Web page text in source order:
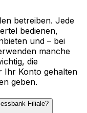
betreiben. Jede
bedienen,
und – bei
manche
die
Ihr Konto gehalten
geben.
Filiale?